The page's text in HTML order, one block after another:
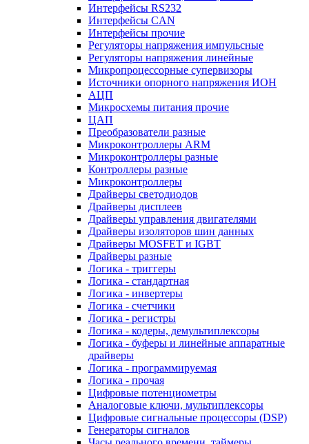
Интерфейсы RS232
Интерфейсы CAN
Интерфейсы прочие
Регуляторы напряжения импульсные
Регуляторы напряжения линейные
Микропроцессорные супервизоры
Источники опорного напряжения ИОН
АЦП
Микросхемы питания прочие
ЦАП
Преобразователи разные
Микроконтроллеры ARM
Микроконтроллеры разные
Контроллеры разные
Микроконтроллеры
Драйверы светодиодов
Драйверы дисплеев
Драйверы управления двигателями
Драйверы изоляторов шин данных
Драйверы MOSFET и IGBT
Драйверы разные
Логика - триггеры
Логика - стандартная
Логика - инвертеры
Логика - счетчики
Логика - регистры
Логика - кодеры, демультиплексоры
Логика - буферы и линейные аппаратные
драйверы
Логика - программируемая
Логика - прочая
Цифровые потенциометры
Аналоговые ключи, мультиплексоры
Цифровые сигнальные процессоры (DSP)
Генераторы сигналов